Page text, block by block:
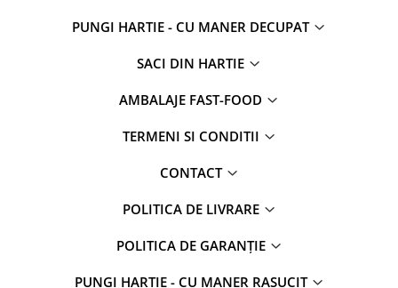
PUNGI HARTIE - CU MANER DECUPAT
SACI DIN HARTIE
AMBALAJE FAST-FOOD
TERMENI SI CONDITII
CONTACT
POLITICA DE LIVRARE
POLITICA DE GARANȚIE
PUNGI HARTIE - CU MANER RASUCIT